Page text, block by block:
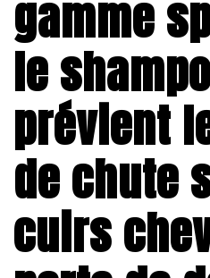
gamme
le
prévient
de chute
cuirs